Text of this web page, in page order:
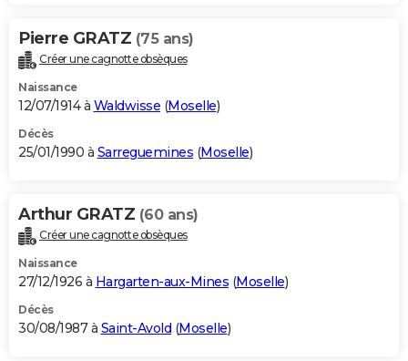
Pierre GRATZ (75 ans)
Créer une cagnotte obsèques
Naissance
12/07/1914 à Waldwisse (Moselle)
Décès
25/01/1990 à Sarreguemines (Moselle)
Arthur GRATZ (60 ans)
Créer une cagnotte obsèques
Naissance
27/12/1926 à Hargarten-aux-Mines (Moselle)
Décès
30/08/1987 à Saint-Avold (Moselle)